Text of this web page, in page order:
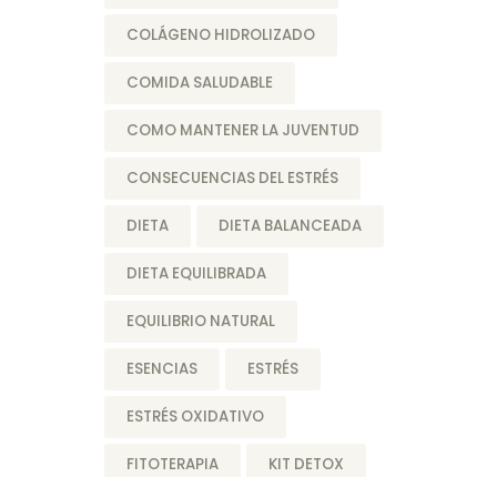
COLÁGENO HIDROLIZADO
COMIDA SALUDABLE
COMO MANTENER LA JUVENTUD
CONSECUENCIAS DEL ESTRÉS
DIETA DIETA BALANCEADA
DIETA EQUILIBRADA
EQUILIBRIO NATURAL
ESENCIAS ESTRÉS
ESTRÉS OXIDATIVO
FITOTERAPIA KIT DETOX